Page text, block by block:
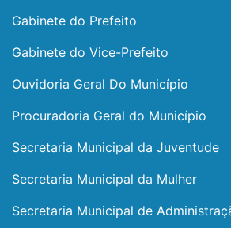
Gabinete do Prefeito
Gabinete do Vice-Prefeito
Ouvidoria Geral Do Município
Procuradoria Geral do Município
Secretaria Municipal da Juventude
Secretaria Municipal da Mulher
Secretaria Municipal de